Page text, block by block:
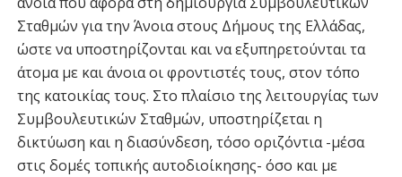
Σταθμών για την Άνοια στους Δήμους της Ελλάδας,
ώστε να υποστηρίζονται και να εξυπηρετούνται τα
άτομα με και άνοια οι φροντιστές τους, στον τόπο
της κατοικίας τους. Στο πλαίσιο της λειτουργίας των
Συμβουλευτικών Σταθμών, υποστηρίζεται η
δικτύωση και η διασύνδεση, τόσο οριζόντια -μέσα
στις δομές τοπικής αυτοδιοίκησης- όσο και με